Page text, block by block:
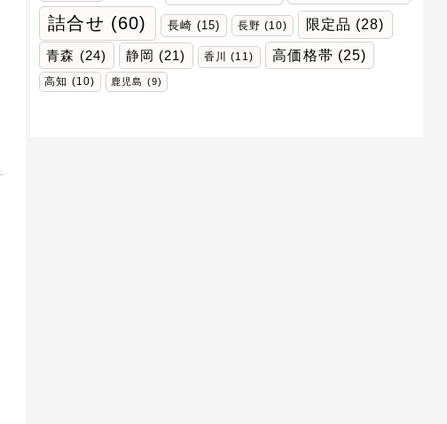
詰合せ (60) 長崎 (15) 長野 (10) 限定品 (28)
青森 (24) 静岡 (21) 香川 (11) 高価格帯 (25)
高知 (10) 鹿児島 (9)